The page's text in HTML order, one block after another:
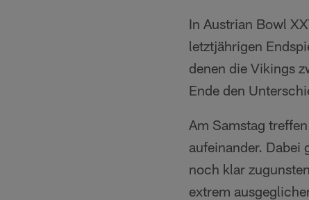
In Austrian Bowl
letztjährigen
denen die Vikings
Ende den
Am Samstag
aufeinander. Dabei
noch klar
extrem